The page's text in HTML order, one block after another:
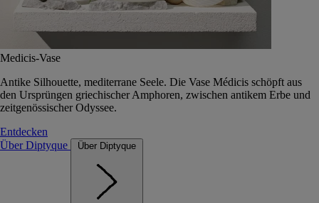
Medicis-Vase
Antike Silhouette, mediterrane Seele. Die Vase Médicis schöpft aus
den Ursprüngen griechischer Amphoren, zwischen antikem Erbe und
zeitgenössischer Odyssee.
Entdecken
Über Diptyque
Über Diptyque